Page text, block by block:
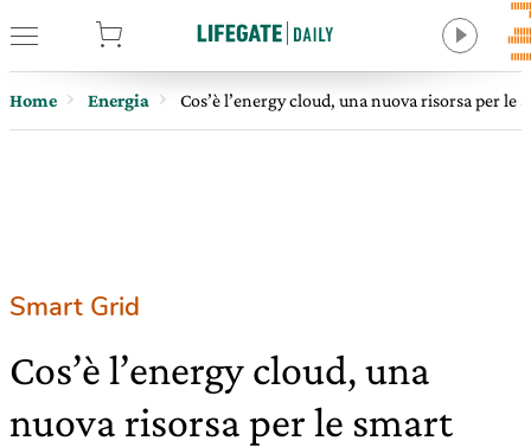
Home Energia Cos’è l’energy cloud, una nuova risorsa per le
Smart Grid
Cos’è l’energy cloud, una
nuova risorsa per le smart